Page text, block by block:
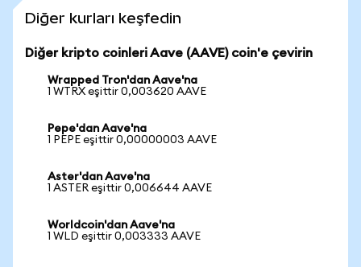
Diğer kurları keşfedin
Diğer kripto coinleri Aave (AAVE) coin'e çevirin
Wrapped Tron'dan Aave'na
1 WTRX eşittir 0,003620 AAVE
Pepe'dan Aave'na
1 PEPE eşittir 0,00000003 AAVE
Aster'dan Aave'na
1 ASTER eşittir 0,006644 AAVE
Worldcoin'dan Aave'na
1 WLD eşittir 0,003333 AAVE